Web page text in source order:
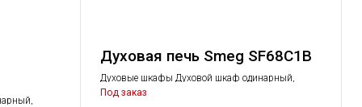
Духовая печь Smeg SF68C1B
Духовые шкафы Духовой шкаф одинарный,
Крупная бытовая техника
Под заказ